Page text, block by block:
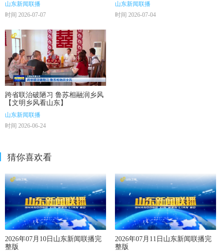
山东新闻联播
时间 2026-07-07
山东新闻联播
时间 2026-07-04
跨省联治破陋习 鲁苏相融润乡风
【文明乡风看山东】
山东新闻联播
时间 2026-06-24
猜你喜欢看
2026年07月10日山东新闻联播完
整版
2026年07月11日山东新闻联播完
整版